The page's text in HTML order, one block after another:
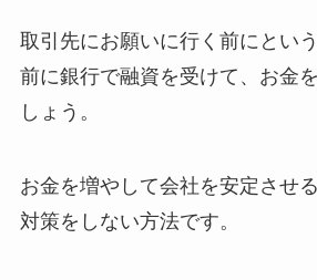
取引先にお願いに行く前にとい
前に銀行で融資を受けて、お金
しょう。
お金を増やして会社を安定させ
対策をしない方法です。